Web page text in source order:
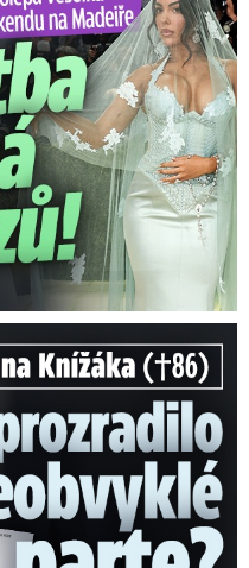
neobvyklé parte?